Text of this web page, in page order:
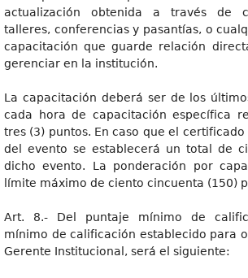
actualización obtenida a través de
talleres, conferencias y pasantías, o
capacitación que guarde relación
gerenciar en la institución.
La capacitación deberá ser de los
cada hora de capacitación específica
tres (3) puntos. En caso que el
del evento se establecerá un total de
dicho evento. La ponderación por
límite máximo de ciento cincuenta (150)
Art. 8.- Del puntaje mínimo de
mínimo de calificación establecido para
Gerente Institucional, será el siguiente: